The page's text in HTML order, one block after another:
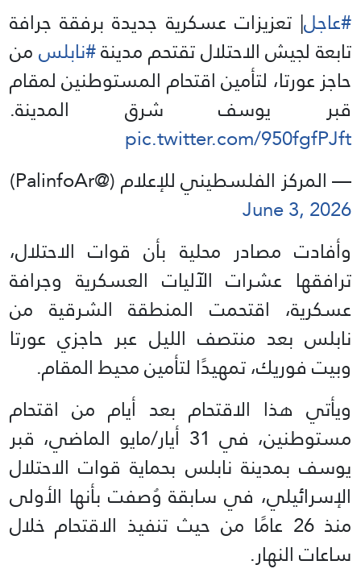
#عاجل| تعزيزات عسكرية جديدة برفقة جرافة
تابعة لجيش الاحتلال تقتحم مدينة#نابلسمن
حاجز عورتا، لتأمين اقتحام المستوطنين لمقام
قبر يوسف شرق المدينة.
pic.twitter.com/950fgfPJft
— المركز الفلسطيني للإعلام (@PalinfoAr)
June 3, 2026
وأفادت مصادر محلية بأن قوات الاحتلال،
ترافقها عشرات الآليات العسكرية وجرافة
عسكرية، اقتحمت المنطقة الشرقية من
نابلس بعد منتصف الليل عبر حاجزي عورتا
وبيت فوريك، تمهيدًا لتأمين محيط المقام.
ويأتي هذا الاقتحام بعد أيام من اقتحام
مستوطنين، في 31 أيار/مايو الماضي، قبر
يوسف بمدينة نابلس بحماية قوات الاحتلال
الإسرائيلي، في سابقة وُصفت بأنها الأولى
منذ 26 عامًا من حيث تنفيذ الاقتحام خلال
ساعات النهار.